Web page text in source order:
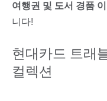
여행권 및 도서 경품
니다!
현대카드 트래
컬렉션